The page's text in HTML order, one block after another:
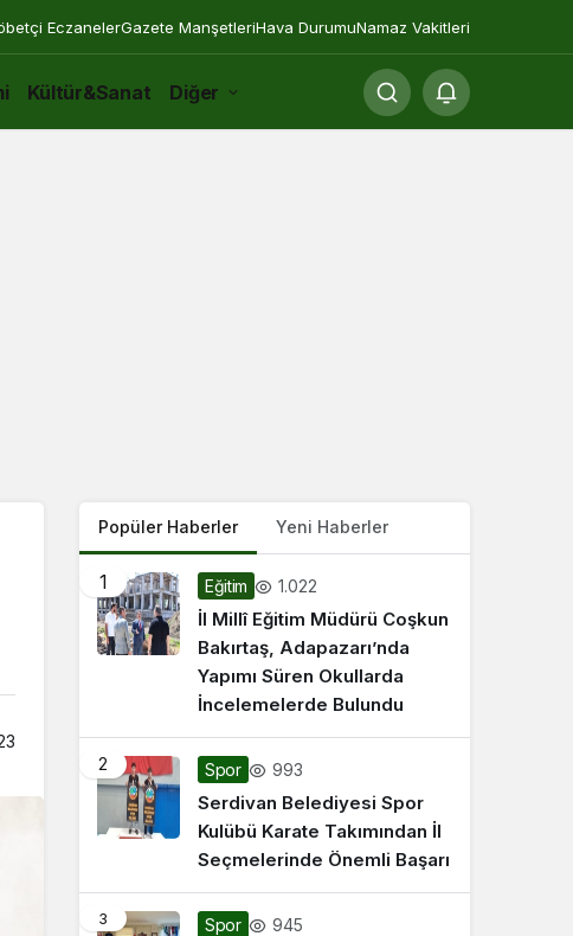
EczanelerGazete ManşetleriHava DurumuNamaz Vakitleri
Kültür&Sanat Diğer
Popüler Haberler Yeni Haberler
1 Eğitim 1.022
İl Millî Eğitim Müdürü Coşkun
Bakırtaş, Adapazarı’nda
Yapımı Süren Okullarda
İncelemelerde Bulundu
2 Spor 993
Serdivan Belediyesi Spor
Kulübü Karate Takımından İl
Seçmelerinde Önemli Başarı
3 Spor 945